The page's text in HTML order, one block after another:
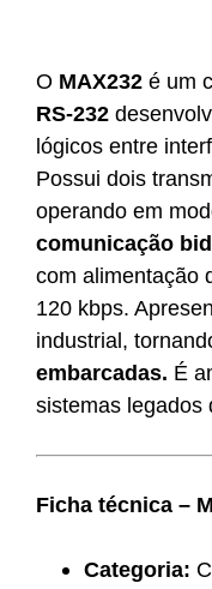
O MAX232 é um
RS-232
lógicos entre
Possui dois
operando em
comunicação
com alimentação
120 kbps.
industrial,
embarcadas. É
sistemas legados
Ficha técnica –
Categoria: